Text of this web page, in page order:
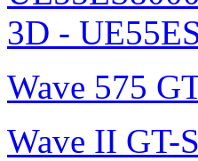
3D -
Wave 575
Wave II GT-